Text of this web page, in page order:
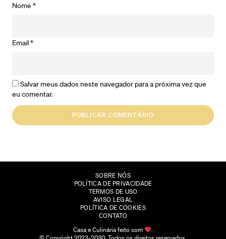
Nome *
Email*
Salvar meus dados neste navegador para a próxima vez que
eu comentar.
SOBRE NÓS
POLÍTICA DE PRIVACIDADE
TERMOS DE USO
AVISO LEGAL
POLÍTICA DE COOKIES
CONTATO
Casa e Culinária feito com
.